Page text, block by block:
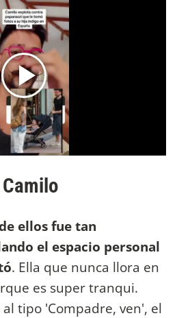
ellos fue tan
el espacio personal
. Ella que nunca llora en
es super tranqui.
tipo 'Compadre, ven', el